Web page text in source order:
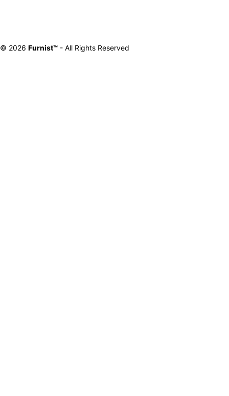
© 2026 Furnist™ - All Rights Reserved